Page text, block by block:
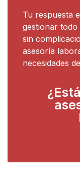
Tu respuesta
gestionar
sin
asesoría
necesidades